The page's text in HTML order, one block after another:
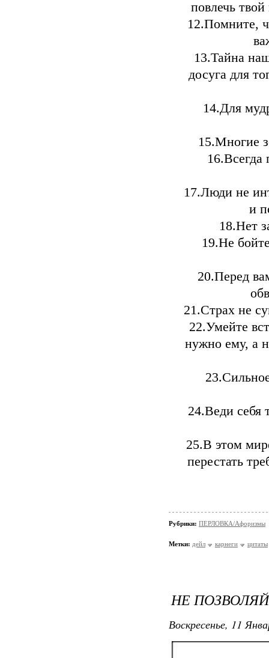
повлечь
12.Помните,
13.Тайна
досуга для
14.Для
15.Многие
16.Всегда
17.Люди не
и
18.Нет
19.Не
20.Перед
21.Страх не
22.Умейте
нужно ему, а
24.Веди себя
25.В этом
перестать
Рубрики: ПЕРЛОВКА/Aфоризмы
Метки: дейл карнеги цитаты
НЕ
Воскресенье, 11